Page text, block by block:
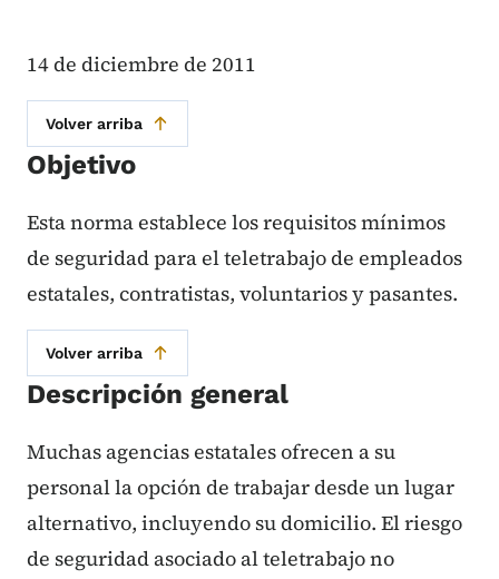
14 de diciembre de 2011
Volver arriba
Objetivo
Esta norma establece los requisitos mínimos
de seguridad para el teletrabajo de empleados
estatales, contratistas, voluntarios y pasantes.
Volver arriba
Descripción general
Muchas agencias estatales ofrecen a su
personal la opción de trabajar desde un lugar
alternativo, incluyendo su domicilio. El riesgo
de seguridad asociado al teletrabajo no